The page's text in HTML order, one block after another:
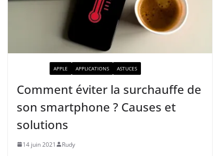
APPLE APPLICATIONS ASTUCES
Comment éviter la surchauffe de
son smartphone ? Causes et
solutions
14 juin 2021 Rudy